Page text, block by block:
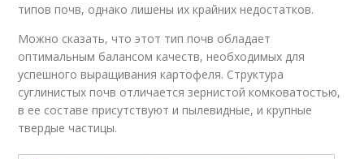
типов почв, однако лишены их крайних недостатков.
Можно сказать, что этот тип почв обладает
оптимальным балансом качеств, необходимых для
успешного выращивания картофеля. Структура
суглинистых почв отличается зернистой комковатостью,
в ее составе присутствуют и пылевидные, и крупные
твердые частицы.